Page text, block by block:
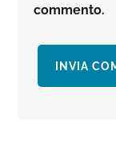
commento.